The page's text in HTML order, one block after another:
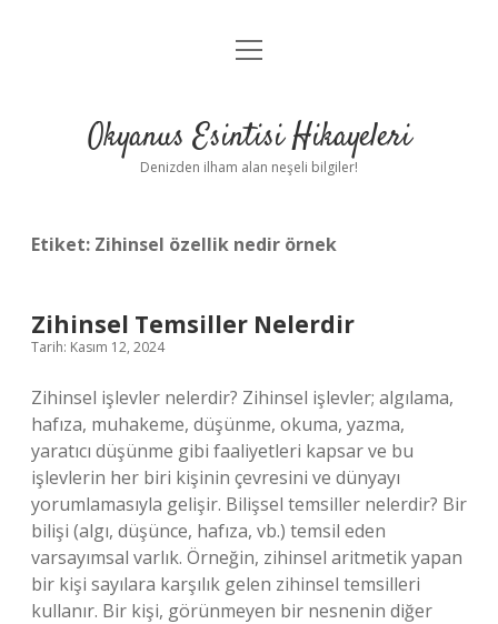
Anasayfa
Yasal Uyarı
menüyü
Okyanus Esintisi Hikayeleri
Denizden ilham alan neşeli bilgiler!
Etiket: Zihinsel özellik nedir örnek
Zihinsel Temsiller Nelerdir
Tarih: Kasım 12, 2024
Zihinsel işlevler nelerdir? Zihinsel işlevler; algılama,
hafıza, muhakeme, düşünme, okuma, yazma,
yaratıcı düşünme gibi faaliyetleri kapsar ve bu
işlevlerin her biri kişinin çevresini ve dünyayı
yorumlamasıyla gelişir. Bilişsel temsiller nelerdir? Bir
bilişi (algı, düşünce, hafıza, vb.) temsil eden
varsayımsal varlık. Örneğin, zihinsel aritmetik yapan
bir kişi sayılara karşılık gelen zihinsel temsilleri
kullanır. Bir kişi, görünmeyen bir nesnenin diğer